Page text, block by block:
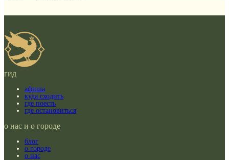
гид
афиша
куда сходить
где поесть
где остановиться
о нас и о городе
блог
о городе
о нас